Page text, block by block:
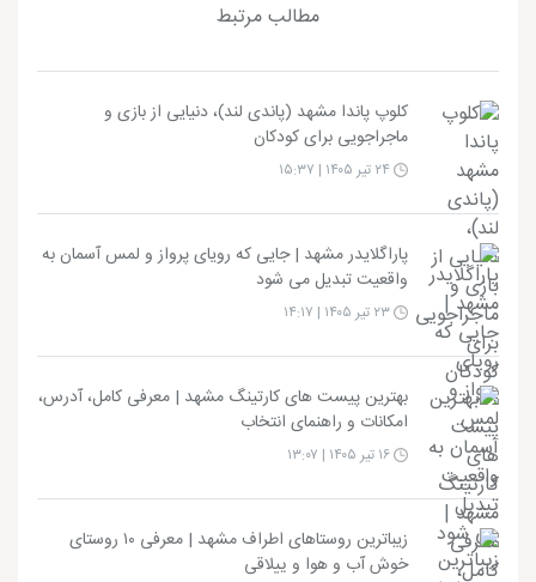
مطالب مرتبط
کلوپ پاندا مشهد (پاندی لند)، دنیایی از بازی و
ماجراجویی برای کودکان
پاراگلایدر مشهد | جایی که رویای پرواز و لمس آسمان به
واقعیت تبدیل می شود
بهترین پیست های کارتینگ مشهد | معرفی کامل، آدرس،
امکانات و راهنمای انتخاب
زیباترین روستاهای اطراف مشهد | معرفی ۱۰ روستای
خوش آب و هوا و ییلاقی